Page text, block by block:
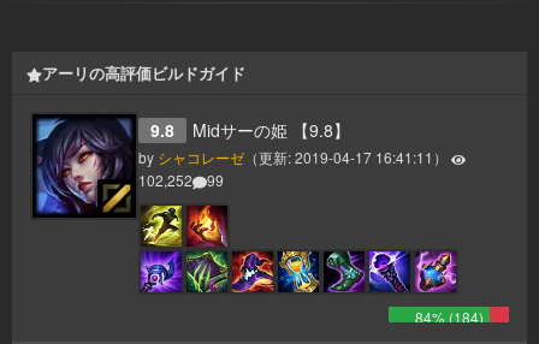
アーリの高評価ビルドガイド
9.8 Midサーの姫 【9.8】
by シャコレーゼ （更新:2019-04-17 16:41:11 ）
102,252
99
84% (184)